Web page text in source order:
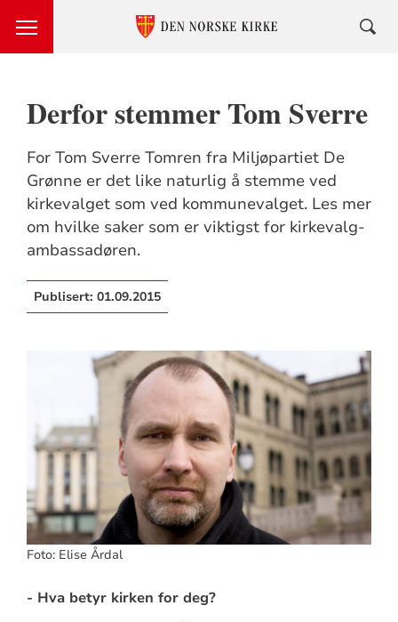
Derfor stemmer Tom Sverre
For Tom Sverre Tomren fra Miljøpartiet De
Grønne er det like naturlig å stemme ved
kirkevalget som ved kommunevalget. Les mer
om hvilke saker som er viktigst for kirkevalg-
ambassadøren.
Publisert: 01.09.2015
Foto: Elise Årdal
- Hva betyr kirken for deg?